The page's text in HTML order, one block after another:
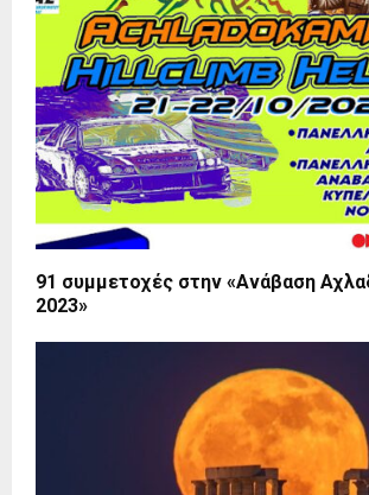
91 συμμετοχές στην «Ανάβαση
2023»